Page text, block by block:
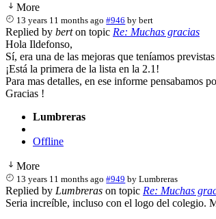
More
13 years 11 months ago #946 bybert
Replied by berton topic Re: Muchas gracias
Hola Ildefonso,
Sí, era una de las mejoras que teníamos
¡Está la primera de la lista en la 2.1!
Para mas detalles, en ese informe pensabamos
Gracias !
Lumbreras
Offline
More
13 years 11 months ago #949 byLumbreras
Replied by Lumbreras on topic Re: Muchas
Seria increíble, incluso con el logo del colegio.